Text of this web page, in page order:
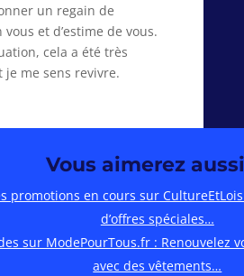
un regain de
et d’estime de vous.
cela a été très
je me sens revivre.
Vous aimerez
promotions en cours sur
d’offres spéciales…
sur ModePourTous.fr : Renouvelez
avec des vêtements…